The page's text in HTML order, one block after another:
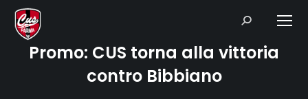
Search:
Promo: CUS torna alla vittoria
contro Bibbiano